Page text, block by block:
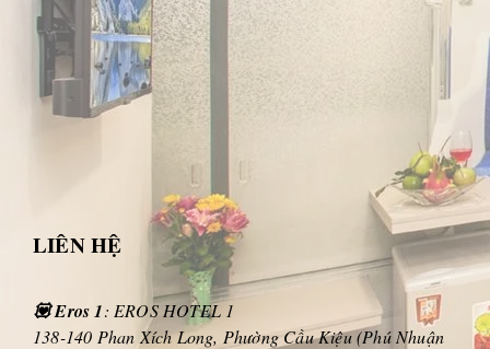
LIÊN HỆ
💟 Eros 1: EROS HOTEL 1
138-140 Phan Xích Long, Phường Cầu Kiệu (Phú Nhuận